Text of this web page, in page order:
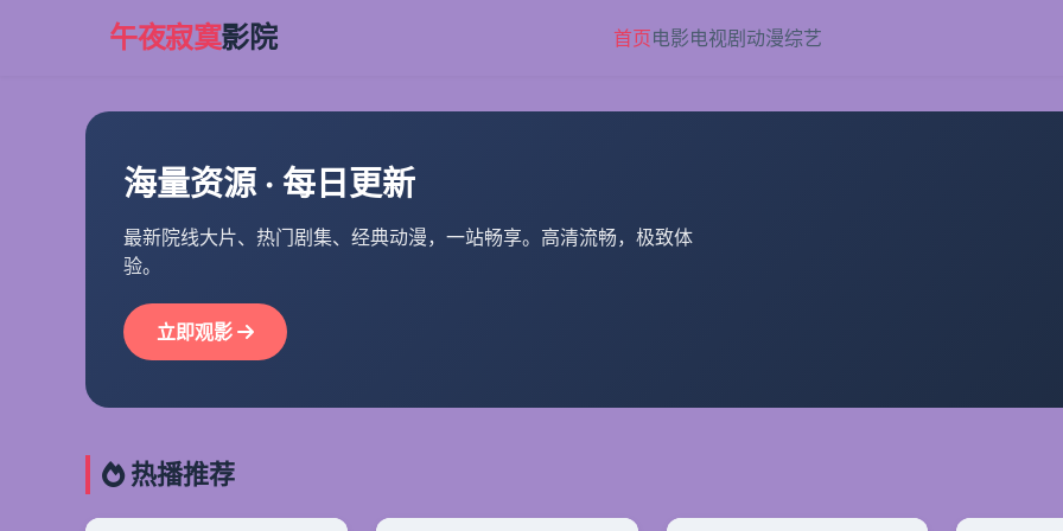
午夜寂寞影院 首页电影电视剧 动漫综艺
海量资源 · 每日更新
最新院线大片、热门剧集、经典动漫，一站畅享。高清流畅，极致体
验。
立即观影
热播推荐